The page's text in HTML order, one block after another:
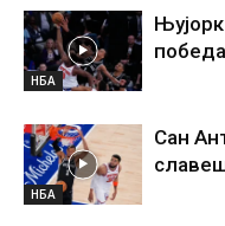
НБА
НБА
Сан